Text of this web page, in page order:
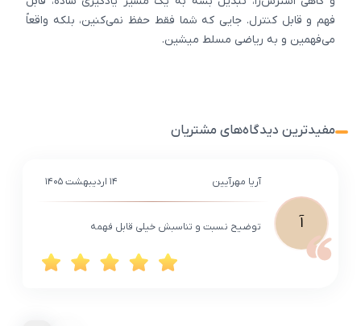
فهم و قابل کنترل. جایی که شما فقط حفظ نمی‌کنین، بلکه واقعاً
می‌فهمین و به ریاضی مسلط میشین.
مفیدترین دیدگاه‌های مشتریان
آ
آریا مهرآیین ۱۴ اردیبهشت ۱۴۰۵
توضیح نسبت و تناسبش خیلی قابل فهمه